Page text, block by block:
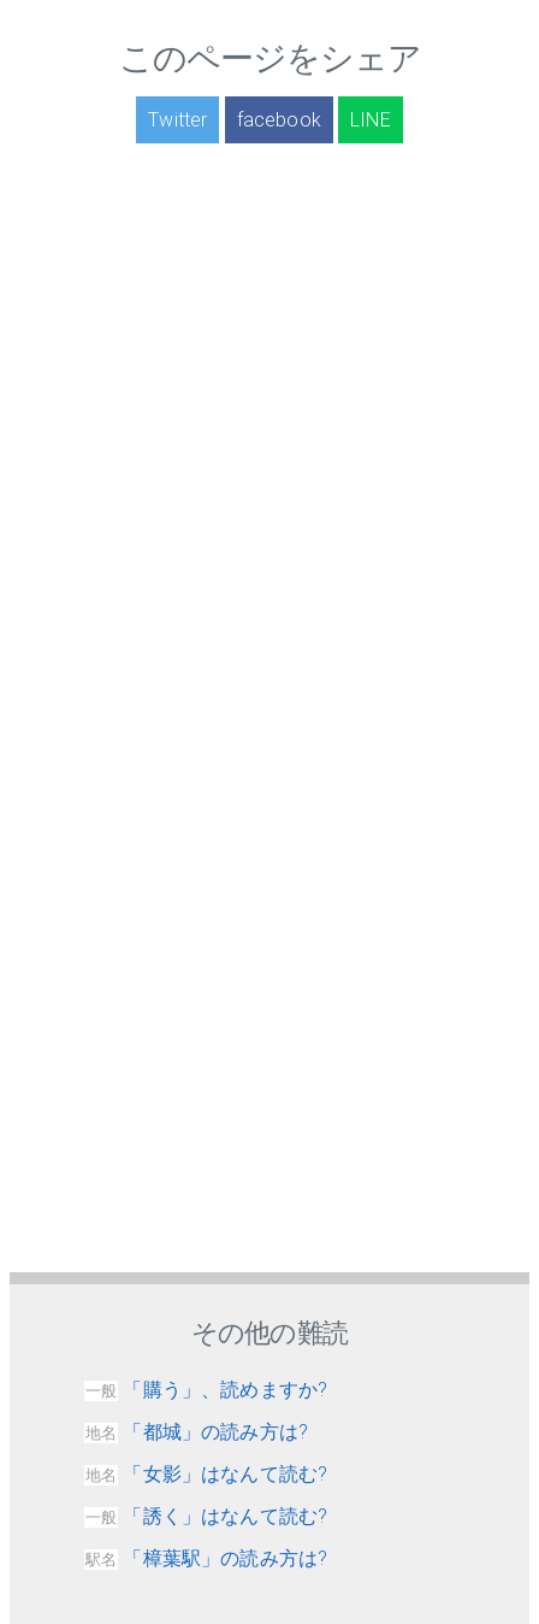
このページをシェア
Twitter facebook LINE
その他の難読
一般 「購う」、読めますか?
地名 「都城」の読み方は?
地名 「女影」はなんて読む?
一般 「誘く」はなんて読む?
駅名 「樟葉駅」の読み方は?